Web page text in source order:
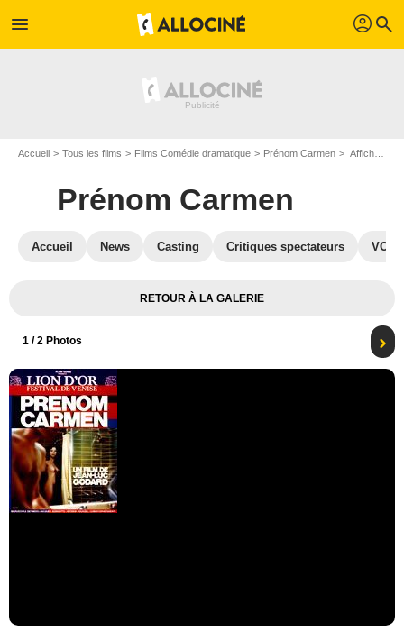
menu profil search
Accueil Tous les films Films Comédie dramatique Prénom Carmen Affiche du film Prénom Carmen - Photo 1
Prénom Carmen
Accueil News Casting Critiques spectateurs VOD
RETOUR À LA GALERIE
1 / 2 Photos